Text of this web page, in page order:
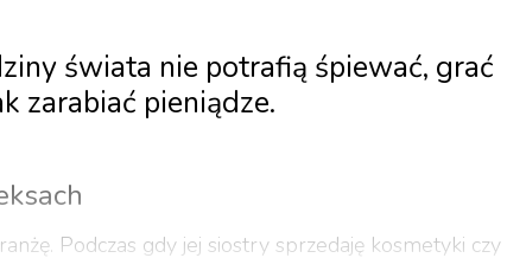
świata nie potrafią śpiewać, grać
zarabiać pieniądze.
Podczas gdy jej siostry sprzedaję kosmetyki czy